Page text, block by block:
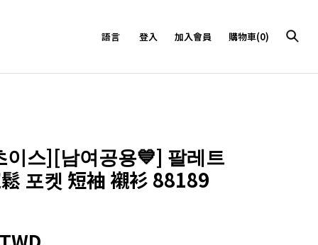
語言 登入 加入會員 購物車(0)
스][남여공용💙] 팔레트
포켓 短袖 襯衫 88189